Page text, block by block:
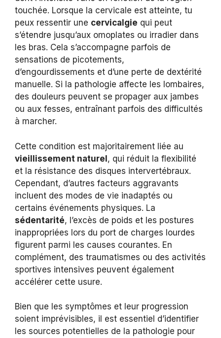
touchée. Lorsque la cervicale est atteinte, tu
peux ressentir une cervicalgie qui peut
s’étendre jusqu’aux omoplates ou irradier dans
les bras. Cela s’accompagne parfois de
sensations de picotements,
d’engourdissements et d’une perte de dextérité
manuelle. Si la pathologie affecte les lombaires,
des douleurs peuvent se propager aux jambes
ou aux fesses, entraînant parfois des difficultés
à marcher.
Cette condition est majoritairement liée au
vieillissement naturel, qui réduit la flexibilité
et la résistance des disques intervertébraux.
Cependant, d’autres facteurs aggravants
incluent des modes de vie inadaptés ou
certains événements physiques. La
sédentarité, l’excès de poids et les postures
inappropriées lors du port de charges lourdes
figurent parmi les causes courantes. En
complément, des traumatismes ou des activités
sportives intensives peuvent également
accélérer cette usure.
Bien que les symptômes et leur progression
soient imprévisibles, il est essentiel d’identifier
les sources potentielles de la pathologie pour